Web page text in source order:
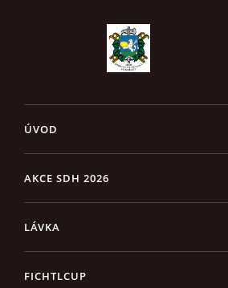
ÚVOD
AKCE SDH 2026
LÁVKA
FICHTLCUP